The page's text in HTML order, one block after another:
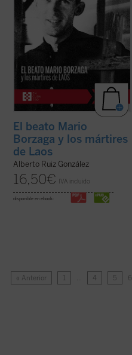
ficha)
El beato Mario
Borzaga y los mártires
de Laos
Alberto Ruiz González
16,50€ IVA incluido
disponible en ebook:
« Anterior 1 … 4 5 6